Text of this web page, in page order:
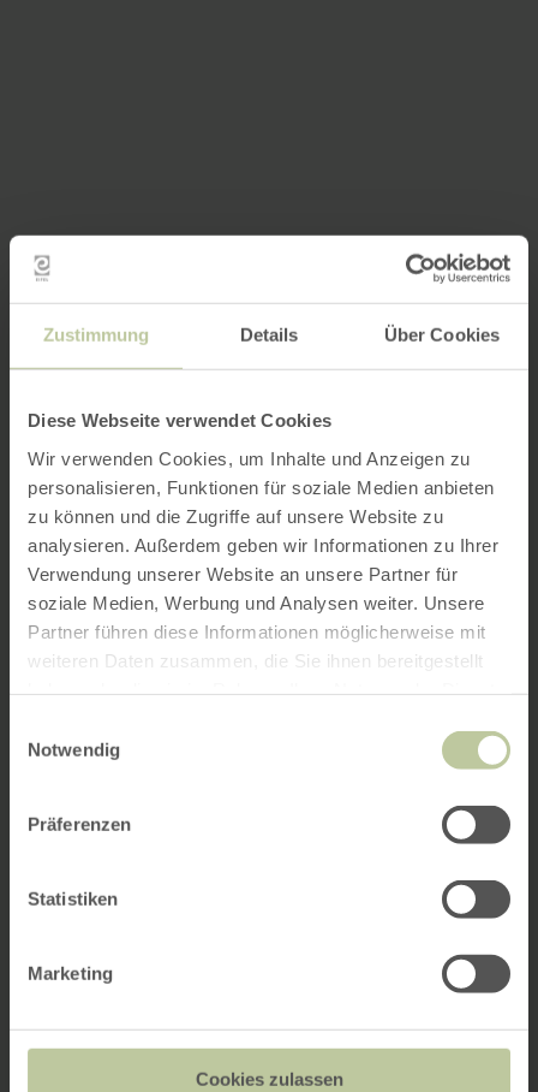
Zustimmung Details Über Cookies
Diese Webseite verwendet Cookies
Wir verwenden Cookies, um Inhalte und Anzeigen zu
personalisieren, Funktionen für soziale Medien anbieten
zu können und die Zugriffe auf unsere Website zu
analysieren. Außerdem geben wir Informationen zu Ihrer
Verwendung unserer Website an unsere Partner für
soziale Medien, Werbung und Analysen weiter. Unsere
Partner führen diese Informationen möglicherweise mit
weiteren Daten zusammen, die Sie ihnen bereitgestellt
Notwendig
Präferenzen
Statistiken
Marketing
Cookies zulassen